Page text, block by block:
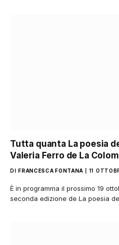
Tutta quanta La poesia
Valeria Ferro de La
DI FRANCESCA FONTANA 11
È in programma il prossimo 19
seconda edizione de La poesia